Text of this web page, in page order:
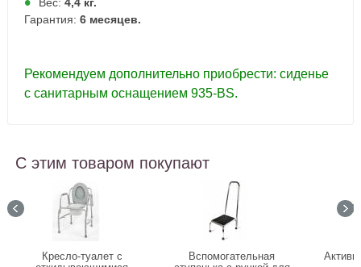
Гарантия: 6 месяцев.
Рекомендуем дополнительно приобрести: сиденье
с санитарным оснащением 935-BS.
С этим товаром покупают
Кресло-туалет с
Вспомогательная